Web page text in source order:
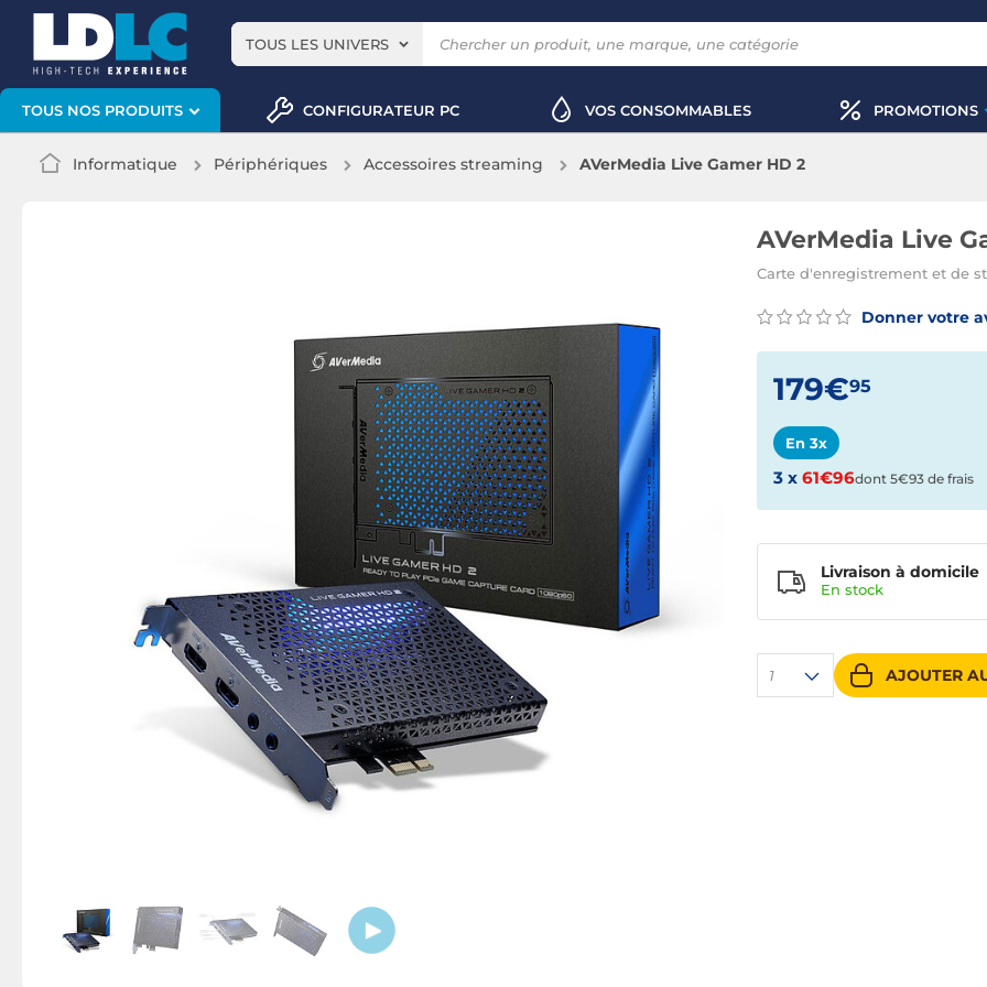
TOUS LES UNIVERS
TOUS NOS PRODUITS CONFIGURATEUR PC VOS CONSOMMABLES PROMOTIONS
Informatique Périphériques Accessoires streaming AVerMedia Live Gamer HD 2
AVerMedia Live
Carte d'enregistrement et de
Donner votre
179€95
En 3x
3 x 61€96dont 5€93 de frais
1 AJOUTER
Livraison à domicile
En stock